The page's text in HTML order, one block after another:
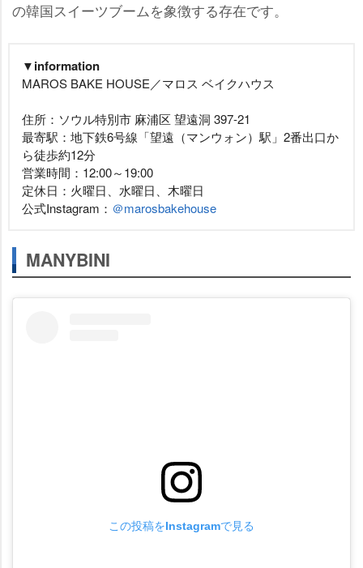
の韓国スイーツブームを象徴する存在です。
▼information
MAROS BAKE HOUSE／マロス ベイクハウス
住所：ソウル特別市 麻浦区 望遠洞 397-21
最寄駅：地下鉄6号線「望遠（マンウォン）駅」2番出口か
ら徒歩約12分
営業時間：12:00～19:00
定休日：火曜日、水曜日、木曜日
公式Instagram： ＠marosbakehouse
MANYBINI
この投稿をInstagramで見る